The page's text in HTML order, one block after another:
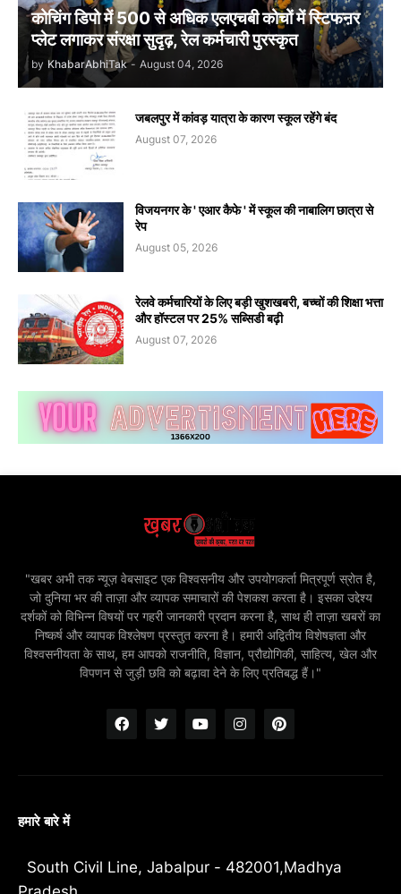
कोचिंग डिपो में 500 से अधिक एलएचबी कोचों में स्टिफऩर
प्लेट लगाकर संरक्षा सुदृढ़, रेल कर्मचारी पुरस्कृत
by KhabarAbhiTak - August 04, 2026
जबलपुर में कांवड़ यात्रा के कारण स्कूल रहेंगे बंद
August 07, 2026
विजयनगर के ' एआर कैफे ' में स्कूल की नाबालिग छात्रा से
रेप
August 05, 2026
रेलवे कर्मचारियों के लिए बड़ी खुशखबरी, बच्चों की शिक्षा भत्ता
और हॉस्टल पर 25% सब्सिडी बढ़ी
August 07, 2026
"खबर अभी तक न्यूज़ वेबसाइट एक विश्वसनीय और उपयोगकर्ता मित्रपूर्ण स्रोत है,
जो दुनिया भर की ताज़ा और व्यापक समाचारों की पेशकश करता है। इसका उद्देश्य
दर्शकों को विभिन्न विषयों पर गहरी जानकारी प्रदान करना है, साथ ही ताज़ा खबरों का
निष्कर्ष और व्यापक विश्लेषण प्रस्तुत करना है। हमारी अद्वितीय विशेषज्ञता और
विश्वसनीयता के साथ, हम आपको राजनीति, विज्ञान, प्रौद्योगिकी, साहित्य, खेल और
विपणन से जुड़ी छवि को बढ़ावा देने के लिए प्रतिबद्ध हैं।"
हमारे बारे में
South Civil Line, Jabalpur - 482001,Madhya